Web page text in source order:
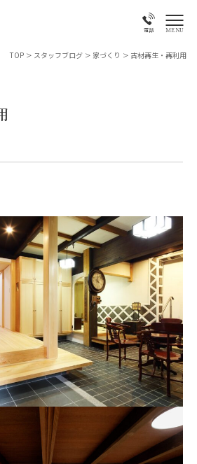
電話 MENU
TOP > スタッフブログ > 家づくり > 古材再生・再利用